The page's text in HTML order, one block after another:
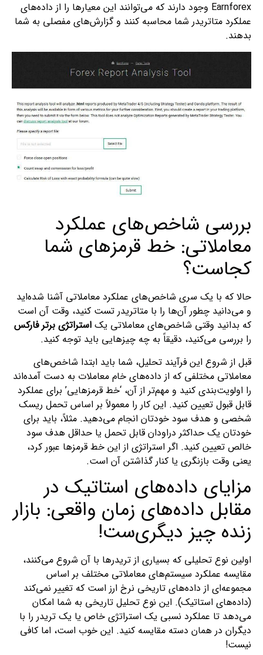
Earnforex وجود دارند که می‌توانند این معیارها را از داده‌های
عملکرد متاتریدر شما محاسبه کنند و گزارش‌های مفصلی به شما
بدهند.
بررسی شاخص‌های عملکرد
معاملاتی: خط قرمزهای شما
کجاست؟
حالا که با یک سری شاخص‌های عملکرد معاملاتی آشنا شده‌اید
و می‌دانید چطور آن‌ها را با متاتریدر تست کنید، وقت آن است
که بدانید وقتی شاخص‌های معاملاتی یک استراتژی برتر فارکس
را بررسی می‌کنید، دقیقاً به چه چیزهایی باید توجه کنید.
قبل از شروع این فرآیند تحلیل، شما باید ابتدا شاخص‌های
معاملاتی مختلفی که از داده‌های خام معاملات به دست آمده‌اند
را اولویت‌بندی کنید و مهم‌تر از آن، ‘خط قرمزهایی’ برای عملکرد
قابل قبول تعیین کنید. این کار را معمولاً بر اساس تحمل ریسک
شخصی و هدف سود خودتان انجام می‌دهید. مثلاً، باید برای
خودتان یک حداکثر دراودان قابل تحمل یا حداقل هدف سود
خالص تعیین کنید. اگر استراتژی از این خط قرمزها عبور کرد،
یعنی وقت بازنگری یا کنار گذاشتن آن است.
مزایای داده‌های استاتیک در
مقابل داده‌های زمان واقعی: بازار
زنده چیز دیگری‌ست!
اولین نوع تحلیلی که بسیاری از تریدرها با آن شروع می‌کنند،
مقایسه عملکرد سیستم‌های معاملاتی مختلف بر اساس
مجموعه‌ای از داده‌های تاریخی نرخ ارز است که تغییر نمی‌کند
(داده‌های استاتیک). این نوع تحلیل تاریخی به شما امکان
می‌دهد تا عملکرد نسبی یک استراتژی خاص یا یک تریدر را با
دیگران در همان دسته مقایسه کنید. این خوب است، اما کافی
نیست!